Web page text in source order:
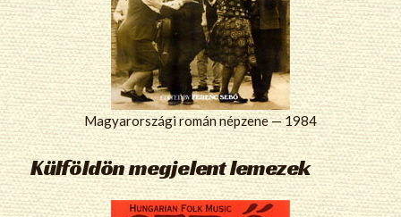
Magyarországi román népzene — 1984
Külföldön megjelent lemezek